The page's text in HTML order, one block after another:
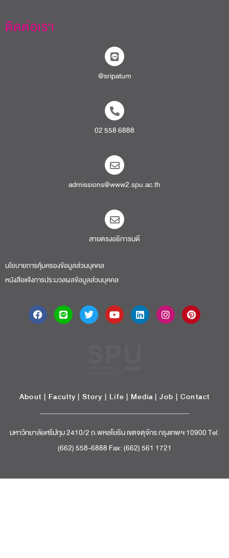
ติดต่อเรา
@sripatum
02 558 6888
admissions@www2.spu.ac.th
สายตรงอธิการบดี​
นโยบายการคุ้มครองข้อมูลส่วนบุคคล
หนังสือแจ้งการประมวลผลข้อมูลส่วนบุคคล
About | Faculty | Story | Life | Media |Job | Contact
มหาวิทยาลัยศรีปทุม 2410/2 ถ.พหลโยธิน เขตจตุจักร กรุงเทพฯ 10900 Tel:
(662) 558-6888 Fax: (662) 561 1721